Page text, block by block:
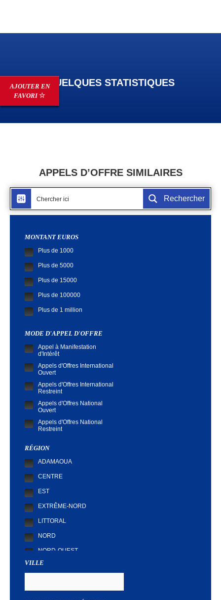
QUELQUES STATISTIQUES
APPELS D’OFFRE SIMILAIRES
Rechercher
MONTANT EUROS
Plus de 1000
Plus de 5000
Plus de 15000
Plus de 100000
Plus de 1 million
MODE D'APPEL D'OFFRE
Appel à Manifestation
d'Intérêt
Appels d'Offres International
Ouvert
Appels d'Offres International
Restreint
Appels d'Offres National
Ouvert
Appels d'Offres National
Restreint
RÉGION
ADAMAOUA
CENTRE
EST
EXTRÊME-NORD
LITTORAL
NORD
NORD-OUEST
SUD
VILLE
AJOUTER EN
FAVORI